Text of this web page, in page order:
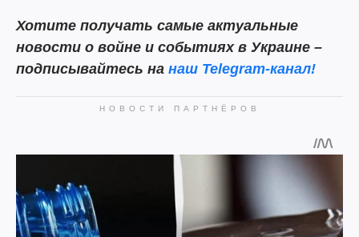
Хотите получать самые актуальные
новости о войне и событиях в Украине –
подписывайтесь на наш Telegram-канал!